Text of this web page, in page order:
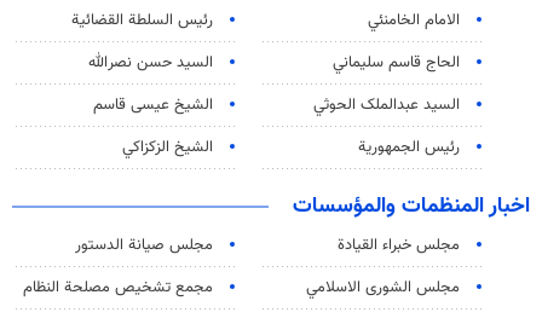
الامام الخامنئي
رئیس السلطة القضائیة
الحاج قاسم سليماني
السيد حسن نصرالله
السید عبدالملک الحوثي
الشيخ عيسى قاسم
رئيس الجمهورية
الشيخ الزكزاكي
اخبار المنظمات والمؤسسات
مجلس خبراء القيادة
مجلس صيانة الدستور
مجلس الشورى الاسلامي
مجمع تشخيص مصلحة النظام